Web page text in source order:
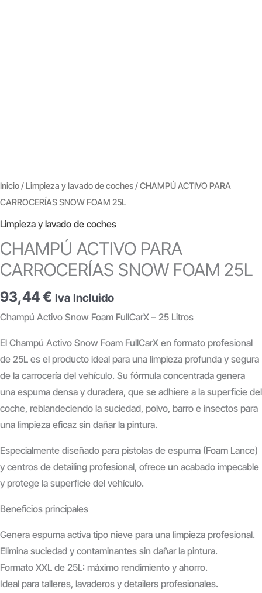
Inicio/ Limpieza y lavado de coches/ CHAMPÚ ACTIVO PARA
CARROCERÍAS SNOW FOAM 25L
Limpieza y lavado de coches
CHAMPÚ ACTIVO PARA
CARROCERÍAS SNOW FOAM 25L
93,44€ Iva Incluido
Champú Activo Snow Foam FullCarX – 25 Litros
El Champú Activo Snow Foam FullCarX en formato profesional
de 25L es el producto ideal para una limpieza profunda y segura
de la carrocería del vehículo. Su fórmula concentrada genera
una espuma densa y duradera, que se adhiere a la superficie del
coche, reblandeciendo la suciedad, polvo, barro e insectos para
una limpieza eficaz sin dañar la pintura.
Especialmente diseñado para pistolas de espuma (Foam Lance)
y centros de detailing profesional, ofrece un acabado impecable
y protege la superficie del vehículo.
Beneficios principales
Genera espuma activa tipo nieve para una limpieza profesional.
Elimina suciedad y contaminantes sin dañar la pintura.
Formato XXL de 25L: máximo rendimiento y ahorro.
Ideal para talleres, lavaderos y detailers profesionales.